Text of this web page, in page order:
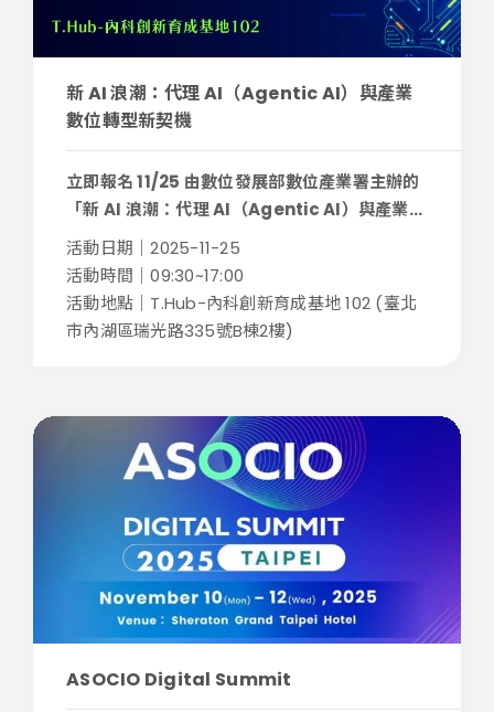
新 AI 浪潮：代理 AI（Agentic AI）與產業
數位轉型新契機
立即報名 11/25 由數位發展部數位產業署主辦的
「新 AI 浪潮：代理 AI（Agentic AI）與產業...
活動日期｜2025-11-25
活動時間｜09:30~17:00
活動地點｜T.Hub-內科創新育成基地 102 (臺北
市內湖區瑞光路335號B棟2樓)
ASOCIO Digital Summit